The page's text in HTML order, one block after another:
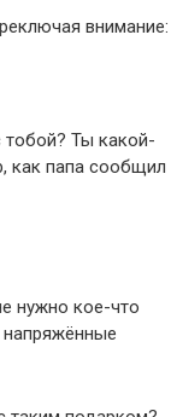
внимание:
тобой? Ты какой-
как папа сообщил
нужно кое-что
напряжённые